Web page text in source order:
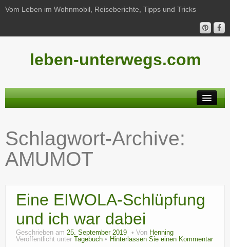
Vom Leben im Wohnmobil, Reiseberichte, Tipps und Tricks
leben-unterwegs.com
Reiseberichte
Unterwegs
Freizeit
Wohnmobil-Technik
?
Schlagwort-Archive:
AMUMOT
Eine EIWOLA-Schlüpfung
und ich war dabei
Geschrieben am 25. September 2019 Von Henning
Veröffentlicht unter
Tagebuch Hinterlassen Sie einen Kommentar